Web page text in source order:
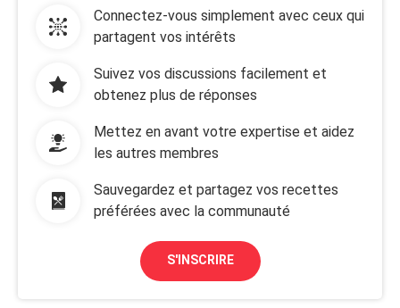
Connectez-vous simplement avec ceux qui
partagent vos intérêts
Suivez vos discussions facilement et
obtenez plus de réponses
Mettez en avant votre expertise et aidez
les autres membres
Sauvegardez et partagez vos recettes
préférées avec la communauté
S'INSCRIRE